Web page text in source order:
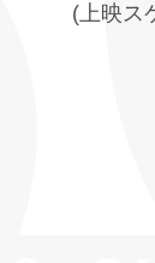
(上映ス